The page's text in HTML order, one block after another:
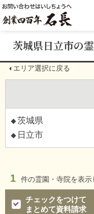
茨城県日立市の
エリア選択に戻る
茨城県
日立市
1 件の霊園・寺院を表示
チェックをつけて
まとめて資料請求